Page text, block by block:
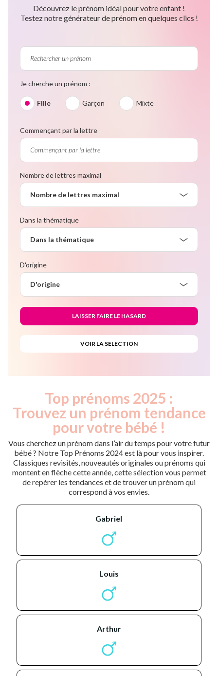
Découvrez le prénom idéal pour votre enfant !
Testez notre générateur de prénom en quelques clics !
Je cherche un prénom :
Fille Garçon Mixte
Commençant par la lettre
Nombre de lettres maximal
Nombre de lettres maximal
Dans la thématique
Dans la thématique
D'origine
D'origine
Top prénoms 2025 :
Trouvez un prénom tendance
pour votre bébé !
Vous cherchez un prénom dans l’air du temps pour votre futur
bébé ? Notre Top Prénoms 2024 est là pour vous inspirer.
Classiques revisités, nouveautés originales ou prénoms qui
montent en flèche cette année, cette sélection vous permet
de repérer les tendances et de trouver un prénom qui
correspond à vos envies.
gabriel
louis
arthur